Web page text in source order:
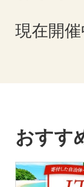
現在開
おすす